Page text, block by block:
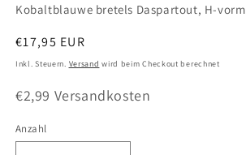
SKU:
Kobaltblauwe bretels Daspartout, H-vorm
Normaler
Preis
€17,95 EUR
Inkl. Steuern. Versand wird beim Checkout berechnet
€2,99 Versandkosten
Anzahl
Anzahl